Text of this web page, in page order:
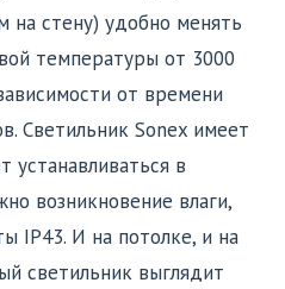
на стену) удобно менять
температуры от 3000
от времени
Светильник Sonex имеет
в
возникновение влаги,
IP43. И на потолке, и на
светильник выглядит